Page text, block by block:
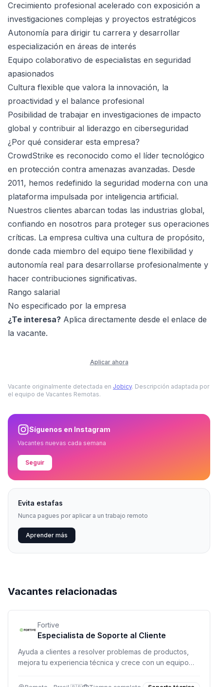
Crecimiento profesional acelerado con exposición a
investigaciones complejas y proyectos estratégicos
Autonomía para dirigir tu carrera y desarrollar
especialización en áreas de interés
Equipo colaborativo de especialistas en seguridad
apasionados
Cultura flexible que valora la innovación, la
proactividad y el balance profesional
Posibilidad de trabajar en investigaciones de impacto
global y contribuir al liderazgo en ciberseguridad
¿Por qué considerar esta empresa?
CrowdStrike es reconocido como el líder tecnológico
en protección contra amenazas avanzadas. Desde
2011, hemos redefinido la seguridad moderna con una
plataforma impulsada por inteligencia artificial.
Nuestros clientes abarcan todas las industrias global,
confiando en nosotros para proteger sus operaciones
críticas. La empresa cultiva una cultura de propósito,
donde cada miembro del equipo tiene flexibilidad y
autonomía real para desarrollarse profesionalmente y
hacer contribuciones significativas.
Rango salarial
No especificado por la empresa
¿Te interesa? Aplica directamente desde el enlace de
la vacante.
Aplicar ahora
Vacante originalmente detectada en Jobicy. Descripción adaptada por
el equipo de Vacantes Remotas.
Síguenos en Instagram
Vacantes nuevas cada semana
Seguir
Evita estafas
Nunca pagues por aplicar a un trabajo remoto
Aprender más
Vacantes relacionadas
Fortive
Especialista de Soporte al Cliente
Ayuda a clientes a resolver problemas de productos,
mejora tu experiencia técnica y crece con un equipo